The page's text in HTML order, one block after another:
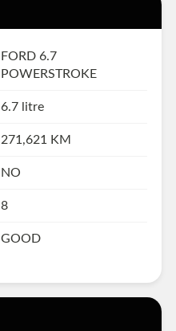
FORD 6.7
POWERSTROKE
6.7 litre
271,621 KM
NO
8
GOOD